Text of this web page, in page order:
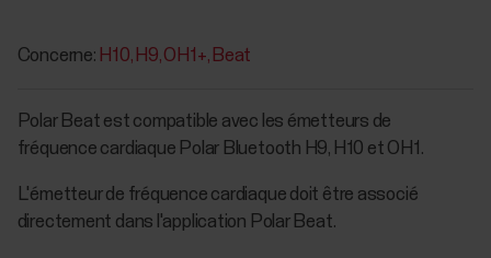
Concerne: H10 H9 OH1+ Beat
Polar Beat est compatible avec les émetteurs de
fréquence cardiaque Polar Bluetooth H9, H10 et OH1.
L'émetteur de fréquence cardiaque doit être associé
directement dans l'application Polar Beat.